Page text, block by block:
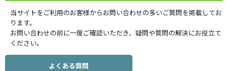
当サイトをご利用のお客様からお問い合わせの多いご質問を掲載してお
ります。
お問い合わせの前に一度ご確認いただき、疑問や質問の解決にお役立て
ください。
よくある質問